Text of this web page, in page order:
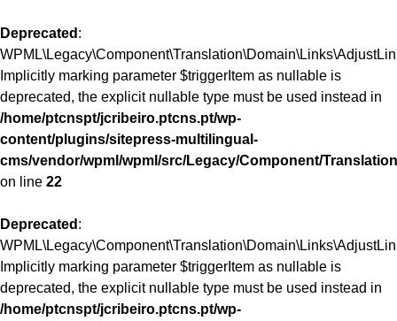
Deprecated :
Implicitly marking parameter $triggerItem as nullable is
deprecated, the explicit nullable type must be used instead in
/home/ptcnspt/jcribeiro.ptcns.pt/wp-
content/plugins/sitepress-multilingual-
cms/vendor/wpml/wpml/src/Legacy/Component/
on line 22
Deprecated :
Implicitly marking parameter $triggerItem as nullable is
deprecated, the explicit nullable type must be used instead in
/home/ptcnspt/jcribeiro.ptcns.pt/wp-